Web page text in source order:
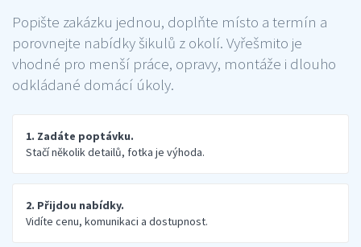
Popište zakázku jednou, doplňte místo a termín a
porovnejte nabídky šikulů z okolí. Vyřešmito je
vhodné pro menší práce, opravy, montáže i dlouho
odkládané domácí úkoly.
1. Zadáte poptávku.
Stačí několik detailů, fotka je výhoda.
2. Přijdou nabídky.
Vidíte cenu, komunikaci a dostupnost.